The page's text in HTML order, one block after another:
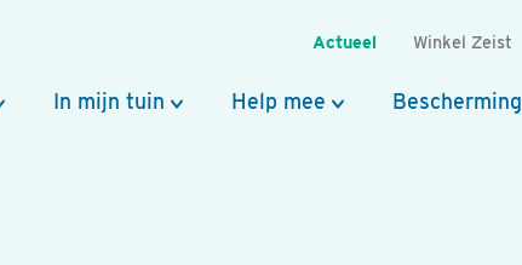
Actueel Winkel Zeist
In mijn tuin Help mee Bescherming